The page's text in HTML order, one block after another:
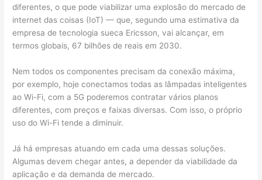
diferentes, o que pode viabilizar uma explosão do mercado de
internet das coisas (IoT) — que, segundo uma estimativa da
empresa de tecnologia sueca Ericsson, vai alcançar, em
termos globais, 67 bilhões de reais em 2030.
Nem todos os componentes precisam da conexão máxima,
por exemplo, hoje conectamos todas as lâmpadas inteligentes
ao Wi-Fi, com a 5G poderemos contratar vários planos
diferentes, com preços e faixas diversas. Com isso, o próprio
uso do Wi-Fi tende a diminuir.
Já há empresas atuando em cada uma dessas soluções.
Algumas devem chegar antes, a depender da viabilidade da
aplicação e da demanda de mercado.